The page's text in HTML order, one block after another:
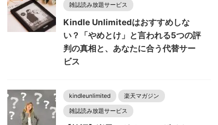
雑誌読み放題サービス
Kindle Unlimitedはおすすめしな
い？「やめとけ」と言われる5つの評
判の真相と、あなたに合う代替サー
ビス
kindleunlimited 楽天マガジン
雑誌読み放題サービス